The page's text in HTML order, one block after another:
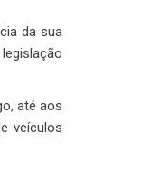
da sua
até aos
veículos